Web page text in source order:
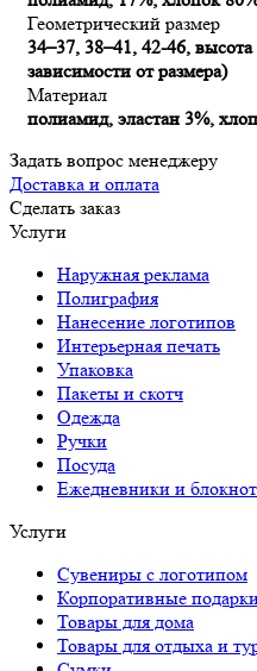
Геометрический размер
34–37, 38–41, 42-46,
зависимости от размера)
Материал
полиамид, эластан 3%,
Задать вопрос менеджеру
Доставка и оплата
Сделать заказ
Услуги
Наружная реклама
Полиграфия
Нанесение логотипов
Интерьерная печать
Упаковка
Пакеты и скотч
Одежда
Ручки
Посуда
Ежедневники и
Услуги
Сувениры с логотипом
Корпоративные
Товары для дома
Товары для отдыха и